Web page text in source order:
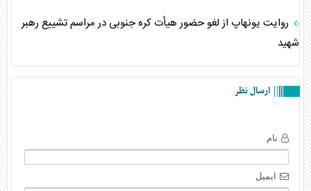
روایت یونهاپ از لغو حضور هیأت کره جنوبی در مراسم تشییع رهبر
شهید
ارسال نظر
نام
ایمیل